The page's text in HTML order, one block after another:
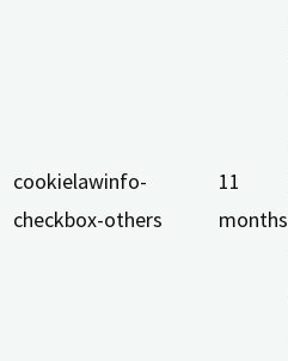
cookielawinfo-
checkbox-others
11
months